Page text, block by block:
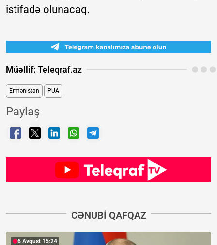
istifadə olunacaq.
Müəllif: Teleqraf.az
Ermənistan PUA
Paylaş
CƏNUBI QAFQAZ
6 Avqust 15:24